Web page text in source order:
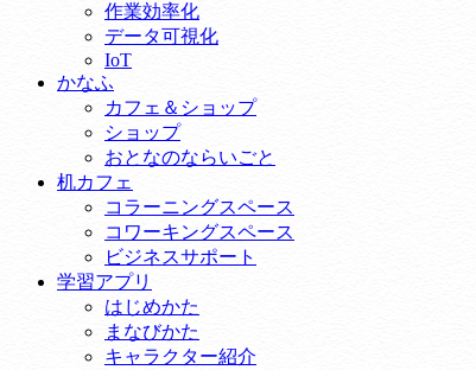
作業効率化
データ可視化
IoT
かなふ
カフェ＆ショップ
ショップ
おとなのならいごと
机カフェ
コラーニングスペース
コワーキングスペース
ビジネスサポート
学習アプリ
はじめかた
まなびかた
キャラクター紹介